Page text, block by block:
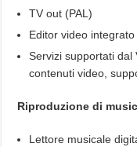
TV out (PAL)
Editor video integrato
Servizi supportati
contenuti video,
Riproduzione di
Lettore musicale